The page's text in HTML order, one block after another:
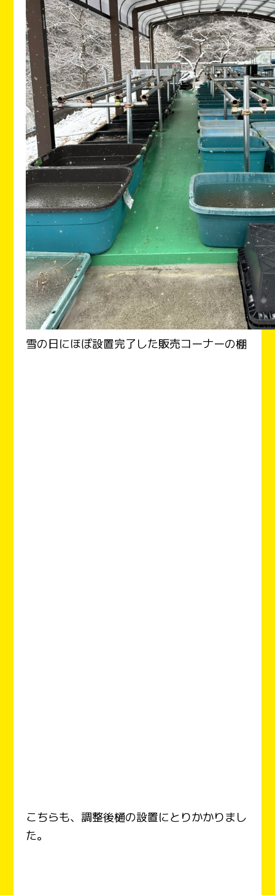
雪の日にほぼ設置完了した販売コーナーの棚
こちらも、調整後樋の設置にとりかかりまし
た。